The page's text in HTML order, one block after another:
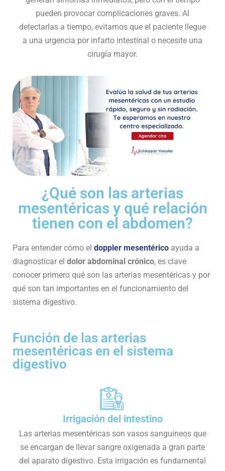
pueden provocar complicaciones graves. Al
detectarlas a tiempo, evitamos que el paciente llegue
a una urgencia por infarto intestinal o necesite una
cirugía mayor.
¿Qué son las arterias
mesentéricas y qué relación
tienen con el abdomen?
Para entender cómo el doppler mesentérico ayuda a
diagnosticar el dolor abdominal crónico, es clave
conocer primero qué son las arterias mesentéricas y por
qué son tan importantes en el funcionamiento del
sistema digestivo.
Función de las arterias
mesentéricas en el sistema
digestivo
Irrigación del intestino
Las arterias mesentéricas son vasos sanguíneos que
se encargan de llevar sangre oxigenada a gran parte
del aparato digestivo. Esta irrigación es fundamental